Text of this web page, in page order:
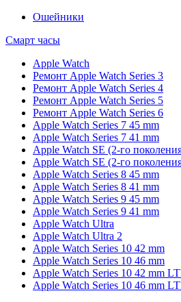
Ошейники
Смарт часы
Apple Watch
Ремонт Apple Watch Series 3
Ремонт Apple Watch Series 4
Ремонт Apple Watch Series 5
Ремонт Apple Watch Series 6
Apple Watch Series 7 45 mm
Apple Watch Series 7 41 mm
Apple Watch SE (2-го
Apple Watch SE (2-го
Apple Watch Series 8 45 mm
Apple Watch Series 8 41 mm
Apple Watch Series 9 45 mm
Apple Watch Series 9 41 mm
Apple Watch Ultra
Apple Watch Ultra 2
Apple Watch Series 10 42 mm
Apple Watch Series 10 46 mm
Apple Watch Series 10 42 mm
Apple Watch Series 10 46 mm